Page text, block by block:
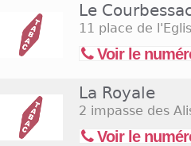
cigarettes, des confiseries,
est admis que le prix
tourne autour de 0,10 ou
qu’ils sont ouverts la
Consultez la liste des
de tabac ouverts le
(Assomption).
Le
11 place de
Voir le
La Royale
2 impasse des
Voir le